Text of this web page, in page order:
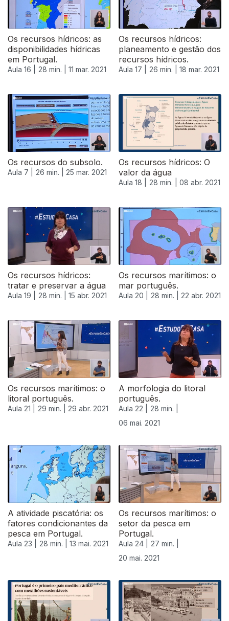
Os recursos hídricos: as
disponibilidades hídricas
em Portugal.
Aula 16 | 28 min. | 11 mar. 2021
Os recursos hídricos:
planeamento e gestão dos
recursos hídricos.
Aula 17 | 26 min. | 18 mar. 2021
Os recursos do subsolo.
Aula 7 | 26 min. | 25 mar. 2021
Os recursos hídricos: O
valor da água
Aula 18 | 28 min. | 08 abr. 2021
Os recursos hídricos:
tratar e preservar a água
Aula 19 | 28 min. | 15 abr. 2021
Os recursos marítimos: o
mar português.
Aula 20 | 28 min. | 22 abr. 2021
Os recursos marítimos: o
litoral português.
Aula 21 | 29 min. | 29 abr. 2021
A morfologia do litoral
português.
Aula 22 |
28 min. |
06 mai. 2021
541791
A atividade piscatória: os
fatores condicionantes da
pesca em Portugal.
Aula 23 | 28 min. | 13 mai. 2021
Os recursos marítimos: o
setor da pesca em
Portugal.
Aula 24 |
27 min. |
20 mai. 2021